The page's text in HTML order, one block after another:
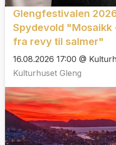
Glengfestivalen
Spydevold "Mosaikk
fra revy til salmer"
16.08.2026 17:00 @
Kulturhuset Gleng